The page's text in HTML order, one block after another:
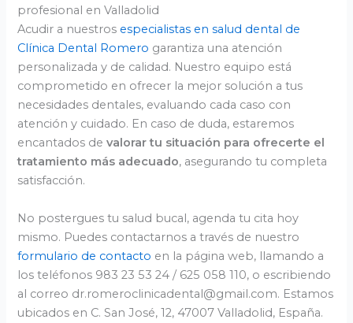
profesional en Valladolid
Acudir a nuestros especialistas en salud dental de
Clínica Dental Romero garantiza una atención
personalizada y de calidad. Nuestro equipo está
comprometido en ofrecer la mejor solución a tus
necesidades dentales, evaluando cada caso con
atención y cuidado. En caso de duda, estaremos
encantados devalorar tu situación para ofrecerte el
tratamiento más adecuado, asegurando tu completa
satisfacción.
No postergues tu salud bucal, agenda tu cita hoy
mismo. Puedes contactarnos a través de nuestro
formulario de contacto en la página web, llamando a
los teléfonos 983 23 53 24 / 625 058 110, o escribiendo
al correo dr.romeroclinicadental@gmail.com. Estamos
ubicados en C. San José, 12, 47007 Valladolid, España.